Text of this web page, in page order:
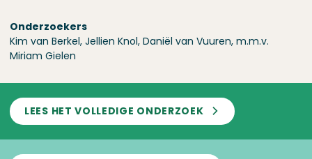
Onderzoekers
Kim van Berkel, Jellien Knol, Daniël van Vuuren, m.m.v.
Miriam Gielen
LEES HET VOLLEDIGE ONDERZOEK